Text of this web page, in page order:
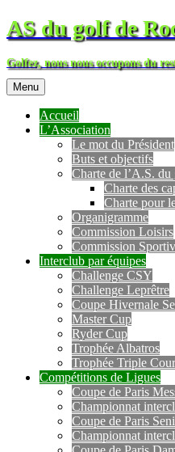
AS du golf de
Golfez, nous nous occupons du
Menu
Accueil
L’Association
Le mot du Président
Buts et objectifs
Charte de l’A.S.
Charte des
Charte pour
Organigramme
Commission Loisirs
Commission
Interclub par équipes
Challenge CSY
Challenge Leprêtre
Coupe Hivernale
Master Cup
Ryder Cup
Trophée Albatros
Trophée Triple
Compétitions de Ligues
Coupe de Paris
Championnat
Coupe de Paris
Championnat